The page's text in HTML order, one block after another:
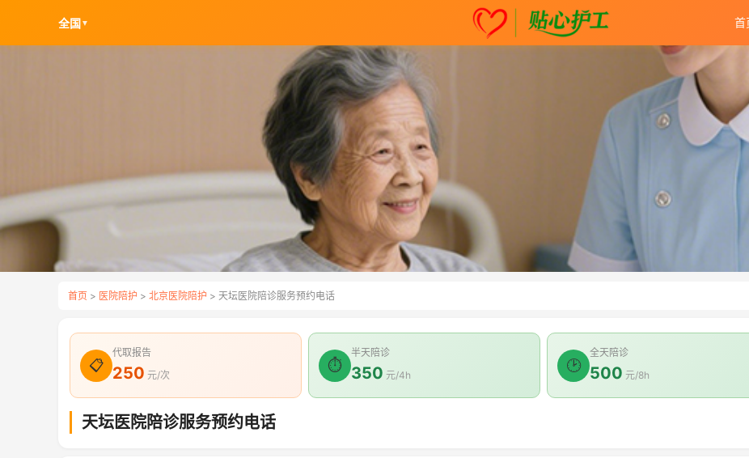
全国 ▼ 首
首页 > 医院陪护 > 北京医院陪护 > 天坛医院陪诊服务预约电话
📋
代取报告
250 元/次
⏱
半天陪诊
350 元/4h
🕑
全天陪诊
500 元/8h
天坛医院陪诊服务预约电话